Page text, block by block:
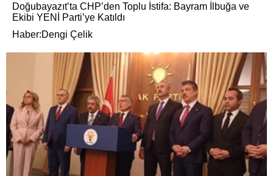
Doğubayazıt’ta CHP’den Toplu İstifa: Bayram İlbuğa ve
Ekibi YENİ Parti’ye Katıldı
Haber:Dengi Çelik